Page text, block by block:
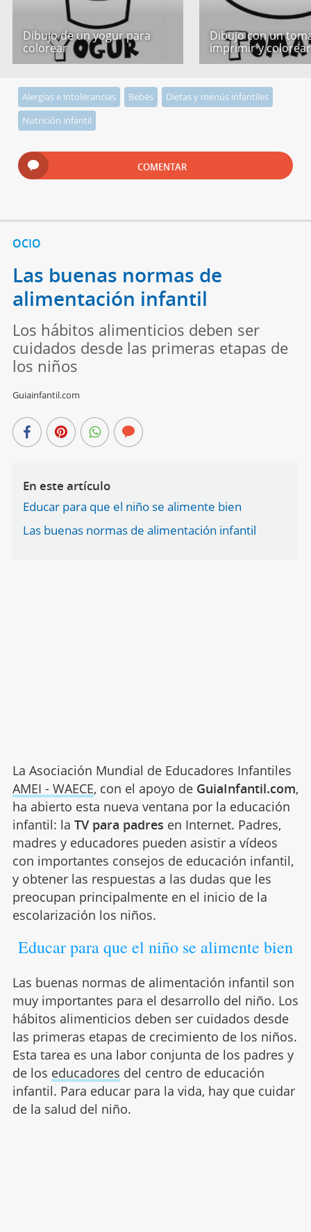
Dibujo de un yogur para
colorear
Dibujo con un
imprimir y colorear
Alergias e intolerancias Bebés
Dietas y menús infantiles
Nutrición infantil
COMENTAR
OCIO
Las buenas normas de
alimentación infantil
Los hábitos alimenticios deben ser
cuidados desde las primeras etapas de
los niños
Guiainfantil.com
En este artículo
Educar para que el niño se alimente bien
Las buenas normas de alimentación infantil
La Asociación Mundial de Educadores Infantiles
AMEI - WAECE, con el apoyo de GuiaInfantil.com,
ha abierto esta nueva ventana por la educación
infantil: la TV para padres en Internet. Padres,
madres y educadores pueden asistir a vídeos
con importantes consejos de educación infantil,
y obtener las respuestas a las dudas que les
preocupan principalmente en el inicio de la
escolarización los niños.
Educar para que el niño se alimente bien
Las buenas normas de alimentación infantil son
muy importantes para el desarrollo del niño. Los
hábitos alimenticios deben ser cuidados desde
las primeras etapas de crecimiento de los niños.
Esta tarea es una labor conjunta de los padres y
de los educadores del centro de educación
infantil. Para educar para la vida, hay que cuidar
de la salud del niño.